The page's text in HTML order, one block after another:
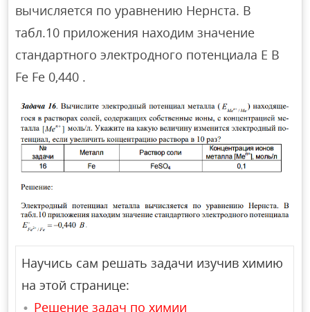
вычисляется по уравнению Нернста. В
табл.10 приложения находим значение
стандартного электродного потенциала E В
Fe Fe 0,440 .
Научись сам решать задачи изучив химию
на этой странице:
Решение задач по химии